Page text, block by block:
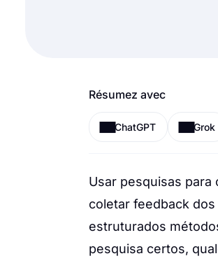
Résumez avec
ChatGPT Grok
Usar pesquisas
coletar feedback
estruturados
pesquisa certos,